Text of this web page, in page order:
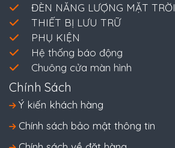
ĐÈN NĂNG LƯỢNG MẶT TRỜI
THIẾT BỊ LƯU TRỮ
PHỤ KIỆN
Hệ thống báo động
Chuông cửa màn hình
Chính Sách
Ý kiến khách hàng
Chính sách bảo mật thông tin